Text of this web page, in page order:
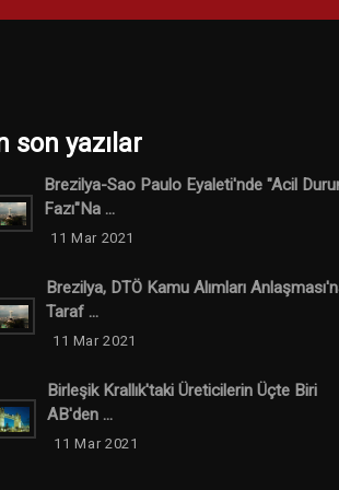
son yazılar
Brezilya-Sao Paulo Eyaleti'nde "Acil
Fazı"na ...
11 Mar 2021
Brezilya, DTÖ Kamu Alımları
Taraf ...
11 Mar 2021
Birleşik Krallık'taki Üreticilerin Üçte Biri
AB'den ...
11 Mar 2021